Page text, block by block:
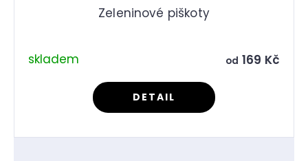
Zeleninové piškoty
skladem od 169 Kč
DETAIL